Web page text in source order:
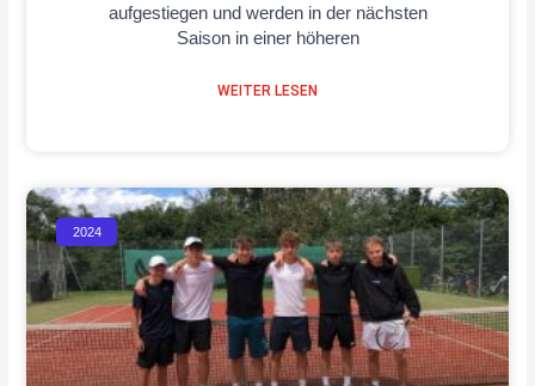
aufgestiegen und werden in der nächsten
Saison in einer höheren
WEITER LESEN
2024